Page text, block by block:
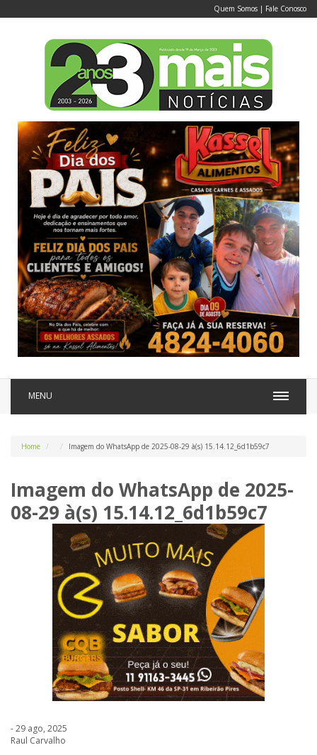
Quem Somos | Fale Conosco
MENU
Home Imagem do WhatsApp de 2025-08-29 à(s) 15.14.12_6d1b59c7
Imagem do WhatsApp de 2025-
08-29 à(s) 15.14.12_6d1b59c7
- 29 ago, 2025
Raul Carvalho